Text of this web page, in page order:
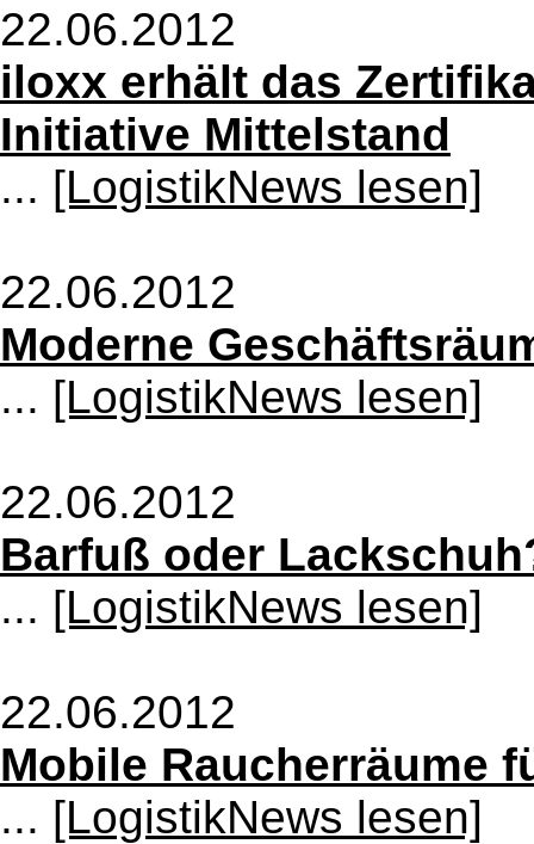
22.06.2012
iloxx erhält das
Initiative Mittelstand
... [LogistikNews lesen]
22.06.2012
Moderne
... [LogistikNews lesen]
22.06.2012
Barfuß oder
... [LogistikNews lesen]
22.06.2012
Mobile Raucherräume
... [LogistikNews lesen]